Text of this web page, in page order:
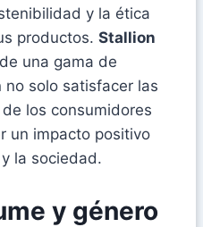
y la ética
productos. Stallion
una gama de
solo satisfacer las
los consumidores
un impacto positivo
la sociedad.
y género